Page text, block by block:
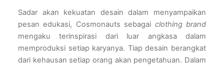
Sadar akan kekuatan desain dalam menyampaikan
pesan edukasi, Cosmonauts sebagai
mengaku terinspirasi dari luar angkasa dalam
memproduksi setiap karyanya. Tiap desain berangkat
dari kehausan setiap orang akan pengetahuan. Dalam